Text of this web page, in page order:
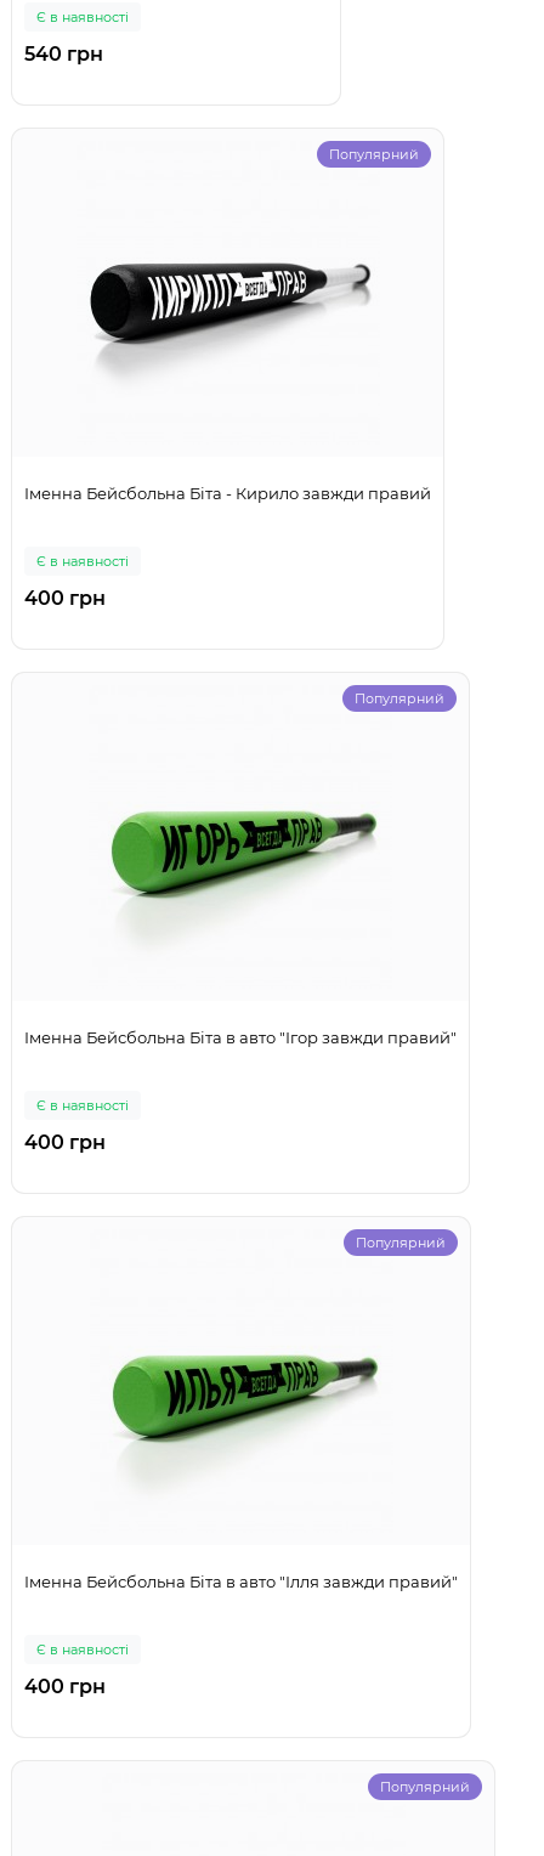
Є в наявності
540 грн
Популярний
Іменна Бейсбольна Біта - Кирило завжди правий
Є в наявності
400 грн
Популярний
Іменна Бейсбольна Біта в авто "Ігор завжди правий"
Є в наявності
400 грн
Популярний
Іменна Бейсбольна Біта в авто "Ілля завжди правий"
Є в наявності
400 грн
Популярний